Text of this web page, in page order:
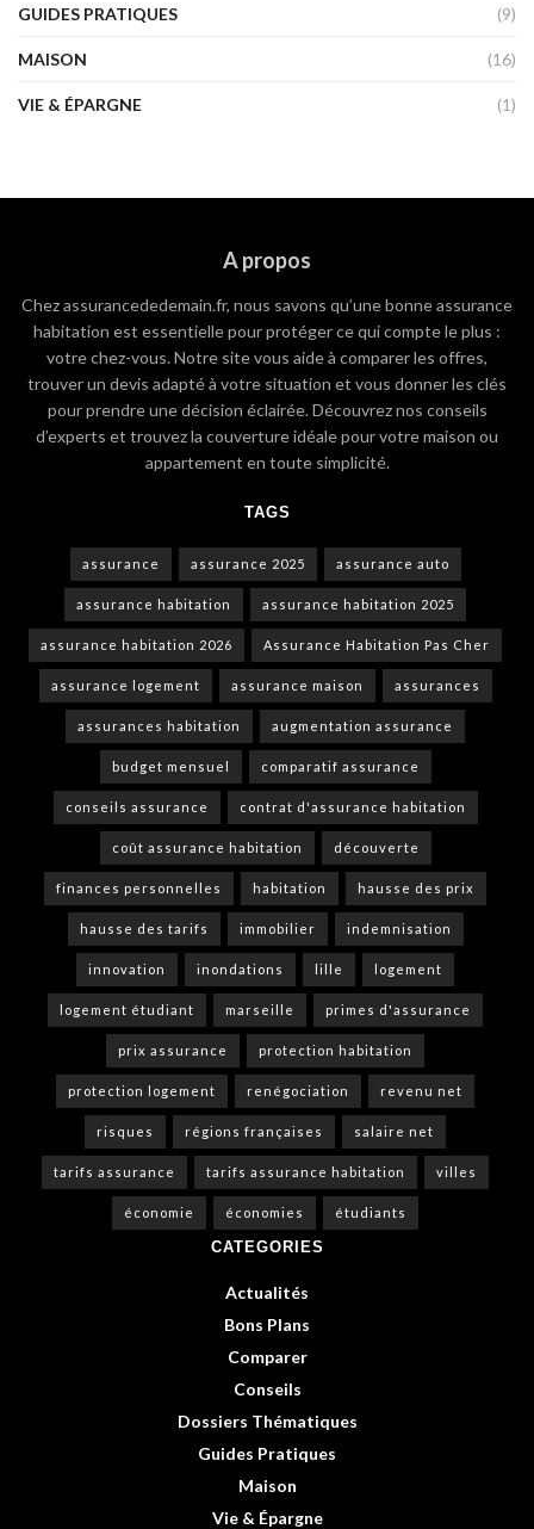
GUIDES PRATIQUES (9)
MAISON (16)
VIE & ÉPARGNE (1)
A propos
Chez assurancededemain.fr, nous savons qu’une bonne assurance
habitation est essentielle pour protéger ce qui compte le plus :
votre chez-vous. Notre site vous aide à comparer les offres,
trouver un devis adapté à votre situation et vous donner les clés
pour prendre une décision éclairée. Découvrez nos conseils
d’experts et trouvez la couverture idéale pour votre maison ou
appartement en toute simplicité.
TAGS
assurance assurance 2025 assurance auto
assurance habitation assurance habitation 2025
assurance habitation 2026 Assurance Habitation Pas Cher
assurance logement assurance maison assurances
assurances habitation augmentation assurance
budget mensuel comparatif assurance
conseils assurance contrat d'assurance habitation
coût assurance habitation découverte
finances personnelles habitation hausse des prix
hausse des tarifs immobilier indemnisation
innovation inondations lille logement
logement étudiant marseille primes d'assurance
prix assurance protection habitation
protection logement renégociation revenu net
risques régions françaises salaire net
tarifs assurance tarifs assurance habitation villes
économie économies étudiants
CATEGORIES
Actualités
Bons Plans
Comparer
Conseils
Dossiers Thématiques
Guides Pratiques
Maison
Vie & Épargne